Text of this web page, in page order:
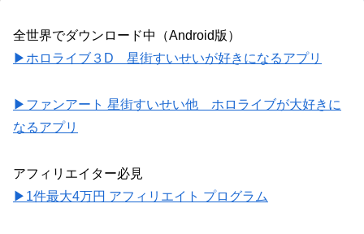
全世界でダウンロード中（Android版）
▶ホロライブ３D 星街すいせいが好きになるアプリ
▶ファンアート 星街すいせい他 ホロライブが大好きに
なるアプリ
アフィリエイター必見
▶1件最大4万円 アフィリエイト プログラム